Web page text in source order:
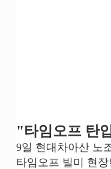
"타임오프 탄
9일 현대차아산 노
타임오프 빌미 현